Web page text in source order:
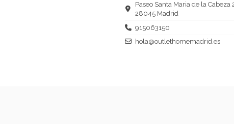
Paseo Santa Maria de la Cabeza
28045 Madrid
915063150
hola@outlethomemadrid.es